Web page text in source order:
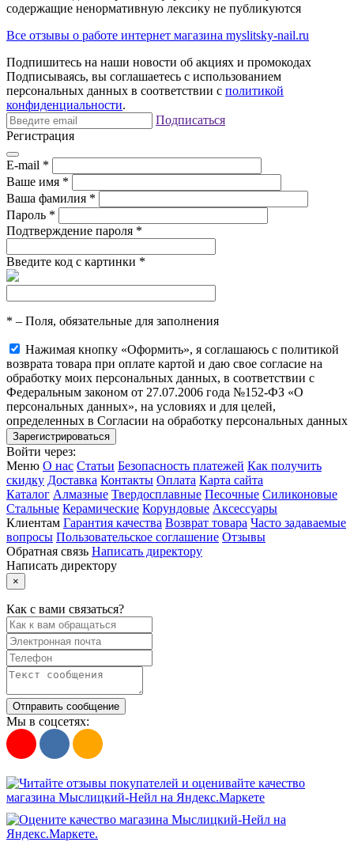
содержащие ненормативную лексику не публикуются
Все отзывы о работе интернет магазина myslitsky-nail.ru
Подпишитесь на наши новости об акциях и промокодах
Подписываясь, вы соглашаетесь с использованием
персональных данных в соответствии с политикой
конфиденциальности.
Подписаться
Регистрация
E-mail *
Ваше имя *
Ваша фамилия *
Пароль *
Подтверждение пароля *
Введите код с картинки *
* – Поля, обязательные для заполнения
Нажимая кнопку «Оформить», я соглашаюсь с политикой
возврата товара при оплате картой и даю свое согласие на
обработку моих персональных данных, в соответствии с
Федеральным законом от 27.07.2006 года №152-ФЗ «О
персональных данных», на условиях и для целей,
определенных в Согласии на обработку персональных данных
Войти через:
Меню О нас Статьи Безопасность платежей Как получить
скидку Доставка Контакты Оплата Карта сайта
Каталог Алмазные Твердосплавные Песочные Силиконовые
Стальные Керамические Корундовые Аксессуары
Клиентам Гарантия качества Возврат товара Часто задаваемые
вопросы Пользовательское соглашение Отзывы
Обратная связь Написать директору
Написать директору
×
Как с вами связаться?
Отправить сообщение
Мы в соцсетях: